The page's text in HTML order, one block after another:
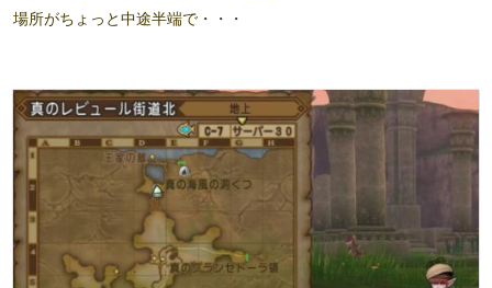
場所がちょっと中途半端で・・・